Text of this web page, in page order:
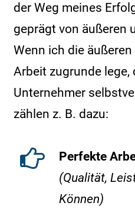
der Weg meines
geprägt von äußeren
Wenn ich die
Arbeit zugrunde lege,
Unternehmer
zählen z. B. dazu:
Perfekte
(Qualität,
Können)